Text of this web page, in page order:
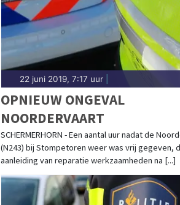
22 juni 2019, 7:17 uur|
OPNIEUW ONGEVAL
NOORDERVAART
SCHERMERHORN - Een aantal uur nadat de
(N243) bij Stompetoren weer was vrij gegeven,
aanleiding van reparatie werkzaamheden na [...]